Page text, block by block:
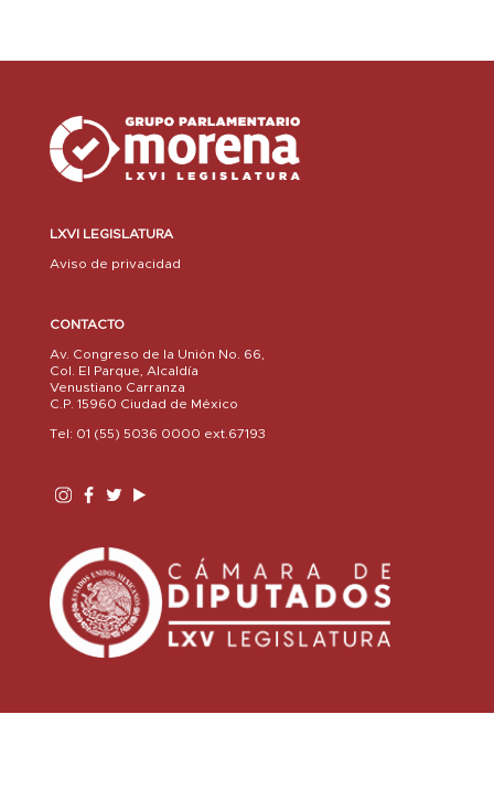
LXVI LEGISLATURA
Aviso de privacidad
CONTACTO
Av. Congreso de la Unión No. 66,
Col. El Parque, Alcaldía
Venustiano Carranza
C.P. 15960 Ciudad de México
Tel: 01 (55) 5036 0000 ext.67193